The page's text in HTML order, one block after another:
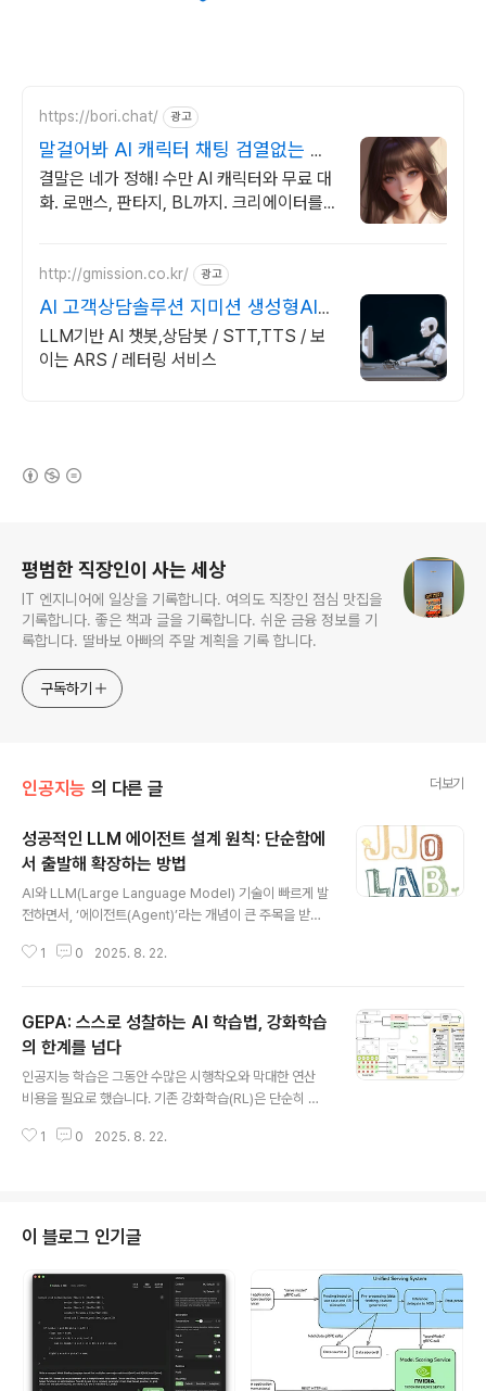
https://bori.chat/ 광고
말걸어봐 AI 캐릭터 채팅 검열없는 자
유대화
결말은 네가 정해! 수만 AI 캐릭터와 무료 대
화. 로맨스, 판타지, BL까지. 크리에이터를
http://gmission.co.kr/ 광고
AI 고객상담솔루션 지미션 생성형AI
기반 솔루션 개발
LLM기반 AI 챗봇,상담봇 / STT,TTS / 보
이는 ARS / 레터링 서비스
평범한 직장인이 사는 세상
IT 엔지니어에 일상을 기록합니다. 여의도 직장인 점심 맛집을
기록합니다. 좋은 책과 글을 기록합니다. 쉬운 금융 정보를 기
록합니다. 딸바보 아빠의 주말 계획을 기록 합니다.
구독하기
인공지능 의 다른 글 더보기
성공적인 LLM 에이전트 설계 원칙: 단순함에
서 출발해 확장하는 방법
AI와 LLM(Large Language Model) 기술이 빠르게 발
전하면서, ‘에이전트(Agent)’라는 개념이 큰 주목을 받고
임워크와 다양한 패턴 때문에 방향을 잃기 쉽습니다. Anth
단순합니다. “단순함에서 출발하고, 필요할 때만 복잡성을
더하라.” 이 글에서는 Anthropic의 원칙을 바탕으로 LL
M 워크플로우와 에이전트의 개념, 주요 설계 패턴, 그리고
실제 산업 적용 사례까지 정리해 보겠습니다.1. 성공적인 L
LM 에이전트 설계의 기본 철학단순함을 최우선으로성공
적인 구현 사례들의 공통점은 복잡한 프레임워크나 특수한
1 0 2025. 8. 22.
GEPA: 스스로 성찰하는 AI 학습법, 강화학습
의 한계를 넘다
인공지능 학습은 그동안 수많은 시행착오와 막대한 연산
비용을 필요로 했습니다. 기존 강화학습(RL)은 단순히 점
근 UC버클리·스탠포드·데이터브릭스 공동 연구팀이 공개
분석하며 프롬프트를 개선할 수 있도록 설계된 새로운 LL
M 최적화 기법입니다. 이 글에서는 GEPA의 등장 배경, 핵
심 원리, 성능, 그리고 기업 환경에서의 의미를 정리해 보겠
습니다.GEPA가 등장한 배경기존 강화학습(RL)의 한계RL
은 단순 점수 기반으로 학습을 반복하기 때문에 수만~수십
만 번의 ..
1 0 2025. 8. 22.
이 블로그 인기글